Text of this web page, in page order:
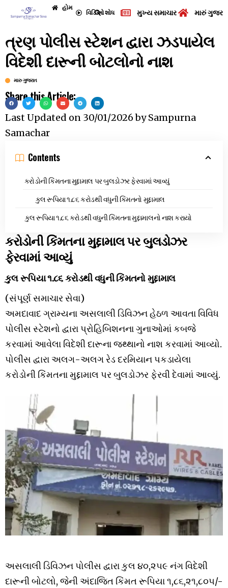
હોમ
વિડિઓશોધ મુખ્ય સમાચાર મારું
ત્રણ પોલીસ સ્ટેશન દ્વારા ઝડપાયેલ
વિદેશી દારૂની બોટલોનો નાશ
મારુ ગુજરાત
Share this Article:
Last Updated on 30/01/2026bySampurna
Samachar
Contents
કરોડોની કિંમતના મુદ્દામાલ પર બુલડોઝર ફેરવામાં આવ્યું
કુલ રૂપિયા ૧.૮૬ કરોડથી વધુની કિંમતનો મુદ્દામાલ
કુલ રૂપિયા ૧.૮૬ કરોડથી વધુની કિંમતના મુદ્દામાલનો નાશ કરાયો
કરોડોની કિંમતના મુદ્દામાલ પર બુલડોઝર
ફેરવામાં આવ્યું
કુલ રૂપિયા ૧.૮૬ કરોડથી વધુની કિંમતનો મુદ્દામાલ
(સંપૂર્ણ સમાચાર સેવા)
અમદાવાદ ગ્રામ્યના અસલાલી ડિવિઝન હેઠળ આવતા વિવિધ
પોલીસ સ્ટેશનો દ્વારા પ્રોહિબિશનના ગુનાઓમાં કબજે
કરવામાં આવેલા વિદેશી દારૂના જથ્થાનો નાશ કરવામાં આવ્યો.
પોલીસ દ્વારા અલગ-અલગ રેડ દરમિયાન પકડાયેલા
કરોડોની કિંમતના મુદ્દામાલ પર બુલડોઝર ફેરવી દેવામાં આવ્યું.
અસલાલી ડિવિઝન પોલીસ દ્વારા કુલ ૪૦,૨૫૯ નંગ વિદેશી
દારૂની બોટલો, જેની અંદાજિત કિંમત રૂપિયા ૧,૮૬,૨૧,૮૦૫/-